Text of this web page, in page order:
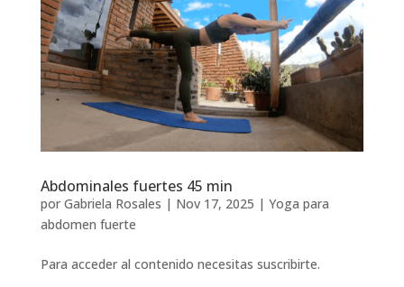
Abdominales fuertes 45 min
por Gabriela Rosales | Nov 17, 2025 | Yoga para
abdomen fuerte
Para acceder al contenido necesitas suscribirte.